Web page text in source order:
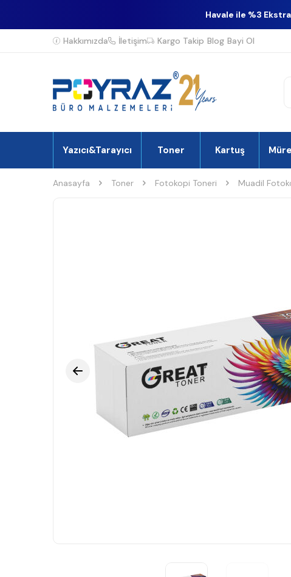
Havale ile %3
Hakkımızda İletişim Kargo Takip Blog Bayi Ol
Yazıcı&Tarayıcı Toner Kartuş
Anasayfa Toner Fotokopi Toneri Muadil